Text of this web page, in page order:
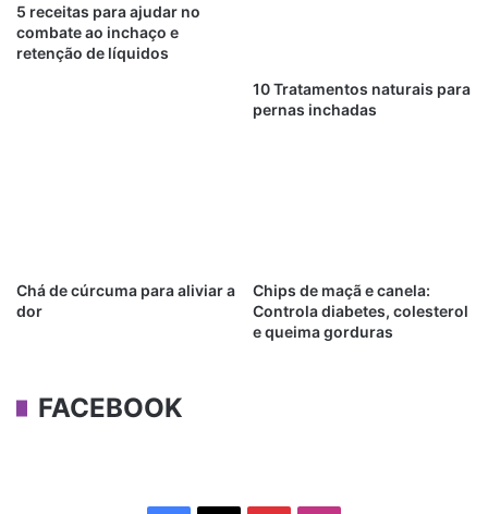
5 receitas para ajudar no
combate ao inchaço e
retenção de líquidos
10 Tratamentos naturais para
pernas inchadas
Chá de cúrcuma para aliviar a
dor
Chips de maçã e canela:
Controla diabetes, colesterol
e queima gorduras
FACEBOOK